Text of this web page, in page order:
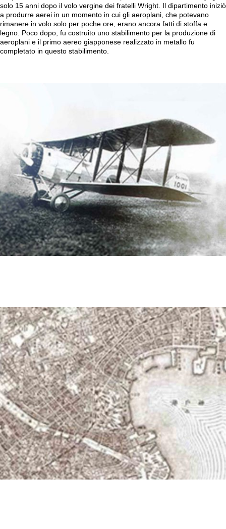
solo 15 anni dopo il volo vergine dei fratelli Wright. Il dipartimento iniziò
a produrre aerei in un momento in cui gli aeroplani, che potevano
rimanere in volo solo per poche ore, erano ancora fatti di stoffa e
legno. Poco dopo, fu costruito uno stabilimento per la produzione di
aeroplani e il primo aereo giapponese realizzato in metallo fu
completato in questo stabilimento.